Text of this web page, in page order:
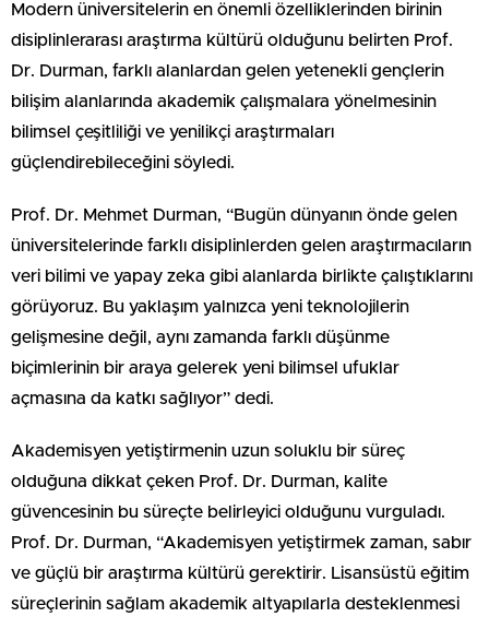
Modern üniversitelerin en önemli özelliklerinden birinin
disiplinlerarası araştırma kültürü olduğunu belirten Prof.
Dr. Durman, farklı alanlardan gelen yetenekli gençlerin
bilişim alanlarında akademik çalışmalara yönelmesinin
bilimsel çeşitliliği ve yenilikçi araştırmaları
güçlendirebileceğini söyledi.
Prof. Dr. Mehmet Durman, “Bugün dünyanın önde gelen
üniversitelerinde farklı disiplinlerden gelen araştırmacıların
veri bilimi ve yapay zeka gibi alanlarda birlikte çalıştıklarını
görüyoruz. Bu yaklaşım yalnızca yeni teknolojilerin
gelişmesine değil, aynı zamanda farklı düşünme
biçimlerinin bir araya gelerek yeni bilimsel ufuklar
açmasına da katkı sağlıyor” dedi.
Akademisyen yetiştirmenin uzun soluklu bir süreç
olduğuna dikkat çeken Prof. Dr. Durman, kalite
güvencesinin bu süreçte belirleyici olduğunu vurguladı.
Prof. Dr. Durman, “Akademisyen yetiştirmek zaman, sabır
ve güçlü bir araştırma kültürü gerektirir. Lisansüstü eğitim
süreçlerinin sağlam akademik altyapılarla desteklenmesi